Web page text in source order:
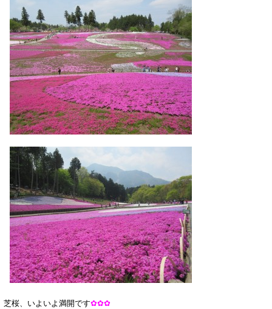
芝桜、いよいよ満開です✿✿✿